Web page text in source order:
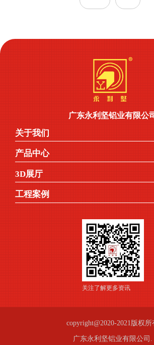
广东永利坚铝业有限公
关于我们
产品中心
3D展厅
工程案例
关注了解更多资讯
copyright@2020-2021版权所
广东永利坚铝业有限公司.